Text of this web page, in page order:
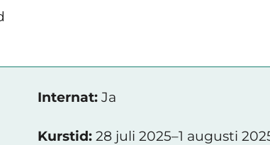
Internat: Ja
Kurstid: 28 juli 2025–1 augusti